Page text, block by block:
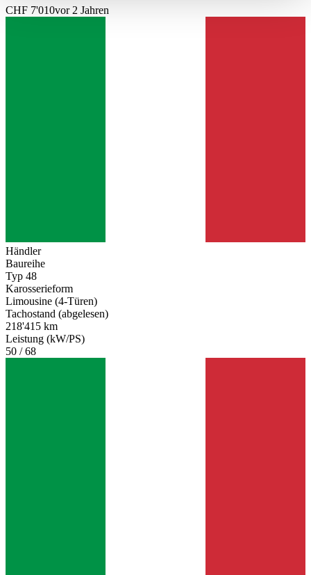
haben oder die sie im Rahmen Ihrer Nutzung der Dienste
CHF 7'010vor 2 Jahren
Händler
Baureihe
Typ 48
Karosserieform
Limousine (4-Türen)
Tachostand (abgelesen)
218'415 km
Leistung (kW/PS)
50 / 68